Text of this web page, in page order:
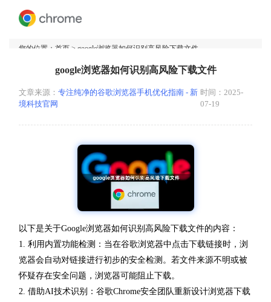
您的位置： 首页 > google浏览器如何识别高风险下载文件
google浏览器如何识别高风险下载文件
文章来源： 专注纯净的谷歌浏览器手机优化指南 - 新
境科技官网
时间：2025-
07-19
以下是关于Google浏览器如何识别高风险下载文件的内容：
1. 利用内置功能检测：当在谷歌浏览器中点击下载链接时，浏
览器会自动对链接进行初步的安全检测。若文件来源不明或被
怀疑存在安全问题，浏览器可能阻止下载。
2. 借助AI技术识别：谷歌Chrome安全团队重新设计浏览器下载